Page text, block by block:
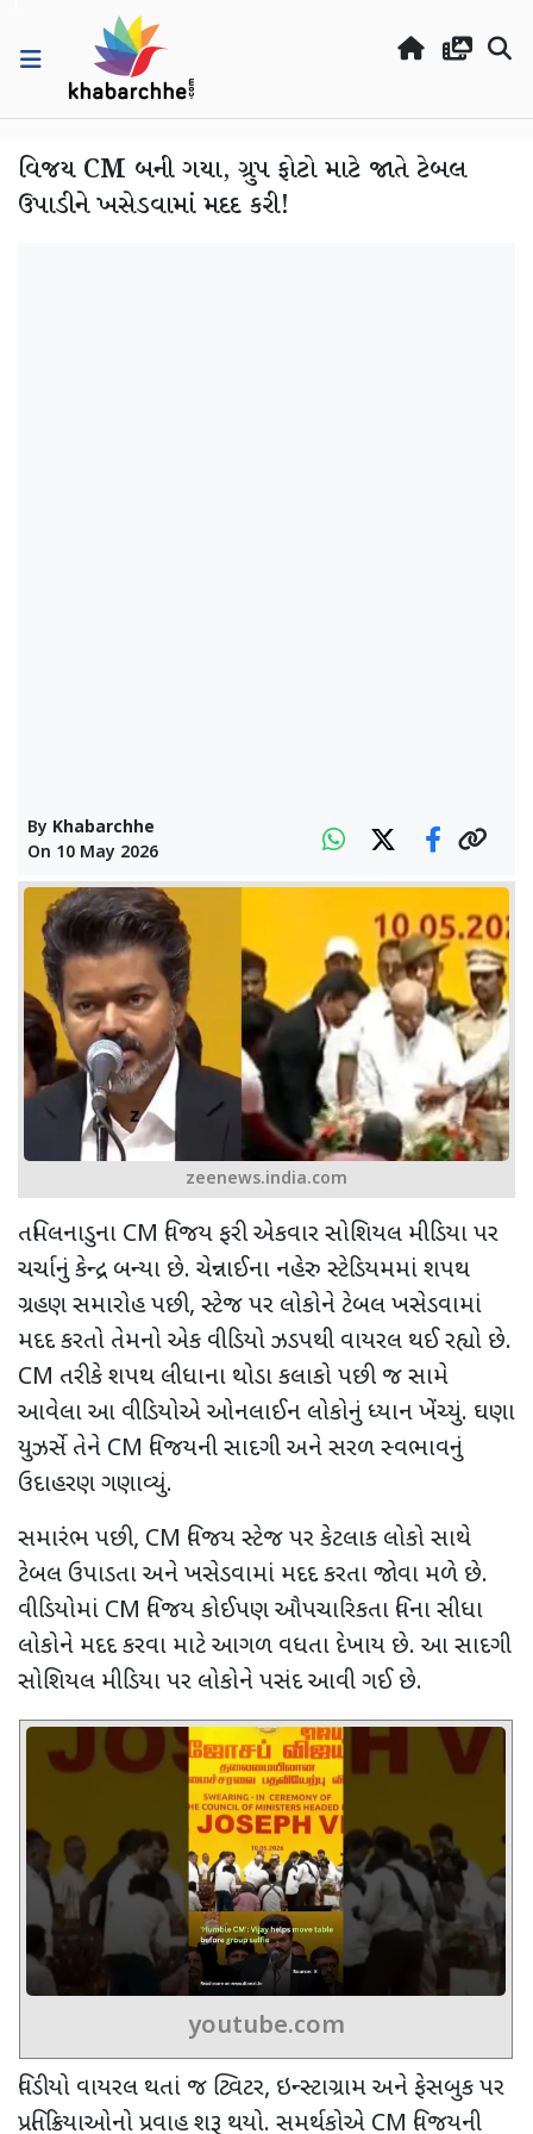
વિજય CM બની ગયા, ગ્રુપ ફોટો માટે જાતે ટેબલ
ઉપાડીને ખસેડવામાં મદદ કરી!
By Khabarchhe
On 10 May 2026
zeenews.india.com
તમિલનાડુના CM વિજય ફરી એકવાર સોશિયલ મીડિયા પર
ચર્ચાનું કેન્દ્ર બન્યા છે. ચેન્નાઈના નહેરુ સ્ટેડિયમમાં શપથ
ગ્રહણ સમારોહ પછી, સ્ટેજ પર લોકોને ટેબલ ખસેડવામાં
મદદ કરતો તેમનો એક વીડિયો ઝડપથી વાયરલ થઈ રહ્યો છે.
CM તરીકે શપથ લીધાના થોડા કલાકો પછી જ સામે
આવેલા આ વીડિયોએ ઓનલાઈન લોકોનું ધ્યાન ખેંચ્યું. ઘણા
યુઝર્સે તેને CM વિજયની સાદગી અને સરળ સ્વભાવનું
ઉદાહરણ ગણાવ્યું.
સમારંભ પછી, CM વિજય સ્ટેજ પર કેટલાક લોકો સાથે
ટેબલ ઉપાડતા અને ખસેડવામાં મદદ કરતા જોવા મળે છે.
વીડિયોમાં CM વિજય કોઈપણ ઔપચારિકતા વિના સીધા
લોકોને મદદ કરવા માટે આગળ વધતા દેખાય છે. આ સાદગી
સોશિયલ મીડિયા પર લોકોને પસંદ આવી ગઈ છે.
youtube.com
વિડીયો વાયરલ થતાં જ ટ્વિટર, ઇન્સ્ટાગ્રામ અને ફેસબુક પર
પ્રતિક્રિયાઓનો પ્રવાહ શરૂ થયો. સમર્થકોએ CM વિજયની